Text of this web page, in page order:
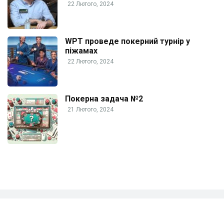
22 Лютого, 2024
WPT проведе покерний турнір у
піжамах
22 Лютого, 2024
Покерна задача №2
21 Лютого, 2024